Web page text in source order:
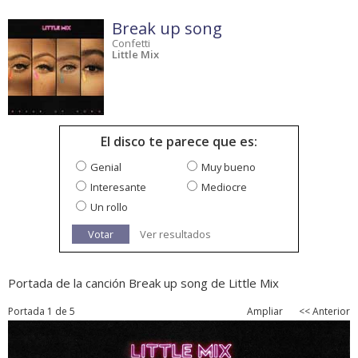
Break up song
Confetti
Little Mix
El disco te parece que es:
Genial
Muy bueno
Interesante
Mediocre
Un rollo
Votar
Ver resultados
Portada de la canción Break up song de Little Mix
Portada 1 de 5 Ampliar << Anterior